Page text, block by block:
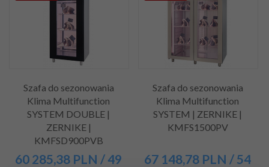
Szafa do sezonowania
Klima Multifunction
SYSTEM DOUBLE |
ZERNIKE |
KMFSD900PVB
60 285,38 PLN / 49
Szafa do sezonowania
Klima Multifunction
SYSTEM | ZERNIKE |
KMFS1500PV
67 148,78 PLN / 54